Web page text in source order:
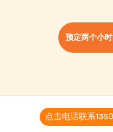
预定两个小
点击电话联系